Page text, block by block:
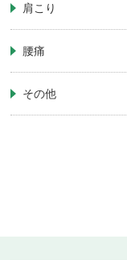
肩こり
腰痛
その他